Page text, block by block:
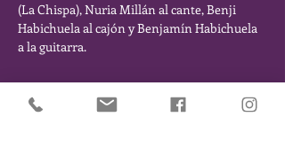
(La Chispa), Nuria Millán al cante, Benji
Habichuela al cajón y Benjamín Habichuela
a la guitarra.